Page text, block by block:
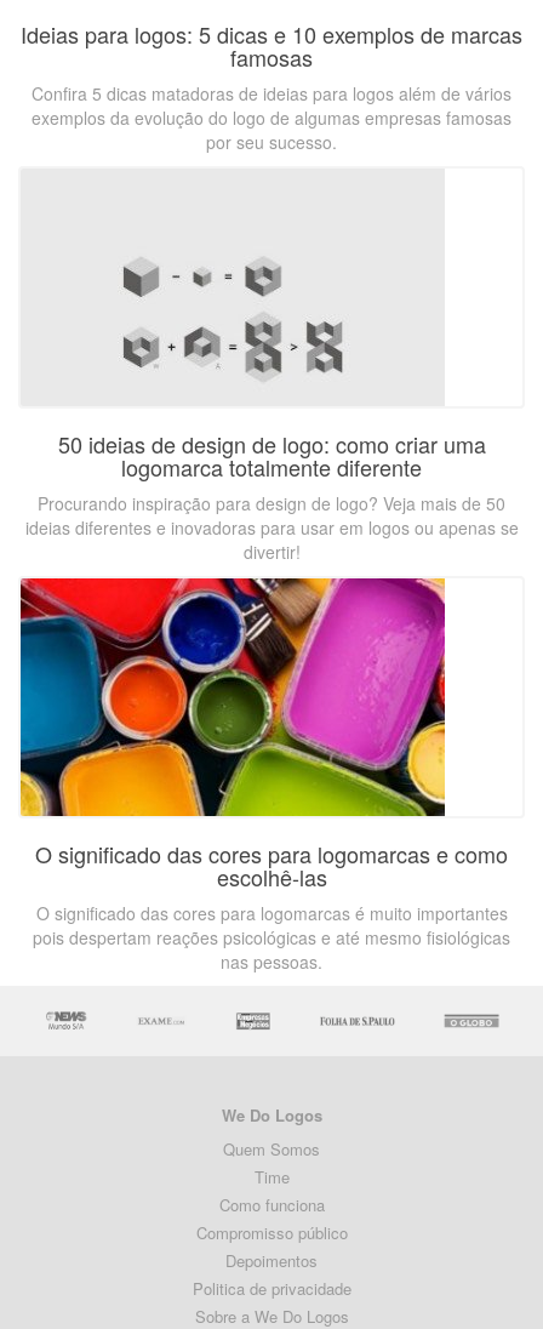
Ideias para logos: 5 dicas e 10 exemplos de marcas
famosas
Confira 5 dicas matadoras de ideias para logos além de vários
exemplos da evolução do logo de algumas empresas famosas
por seu sucesso.
50 ideias de design de logo: como criar uma
logomarca totalmente diferente
Procurando inspiração para design de logo? Veja mais de 50
ideias diferentes e inovadoras para usar em logos ou apenas se
divertir!
O significado das cores para logomarcas e como
escolhê-las
O significado das cores para logomarcas é muito importantes
pois despertam reações psicológicas e até mesmo fisiológicas
nas pessoas.
We Do Logos
Quem Somos
Time
Como funciona
Compromisso público
Depoimentos
Politica de privacidade
Sobre a We Do Logos